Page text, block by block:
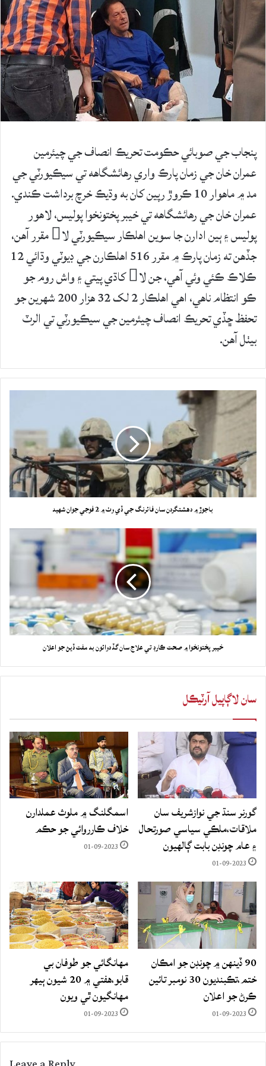
پنجاب جي صوبائي حڪومت تحريڪ انصاف جي چيئرمين
عمران خان جي زمان پارڪ واري رهائشگاهه تي سيڪيورٽي جي
مد ۾ ماهوار 10 ڪروڙ رپين کان به وڌيڪ خرچ برداشت ڪندي.
عمران خان جي رهائشگاهه تي خيبر پختونخوا پوليس، لاهور
پوليس ۽ ٻين ادارن جا سوين اهلڪار سيڪيورٽي لا مقرر آهن،
جڏهن ته زمان پارڪ ۾ مقرر 516 اهلڪارن جي ڊيوٽي وڌائي 12
ڪلاڪ ڪئي وئي آهي، جن لا کاڌي پيتي ۽ واش روم جو
ڪو انتظام ناهي، اهي اهلڪار 2 لک 32 هزار 200 شهرين جو
تحفظ ڇڏي تحريڪ انصاف چيئرمين جي سيڪيورٽي تي الرٽ
بيٺل آهن.
باجوڙ ۾ دهشتگردن سان فائرنگ جي ڏي وٺ ۾ 2 فوجي جوان شهيد
خيبر پختونخوا ۾ صحت ڪارڊ تي علاج سان گڏ دوائون به مفت ڏيڻ جو اعلان
سان لاڳاپيل آرٽيڪل
گورنر سنڌ جي نوازشريف سان
ملاقات،ملڪي سياسي صورتحال
۽ عام چونڊن بابت ڳالهيون
01-09-2023
اسمگلنگ ۾ ملوث عملدارن
خلاف ڪارروائي جو حڪم
01-09-2023
90 ڏينهن ۾ چونڊن جو امڪان
ختم،تڪبنديون 30 نومبر تائين
ڪرڻ جو اعلان
01-09-2023
مهانگائي جو طوفان بي
قابو،هفتي ۾ 20 شيون ٻيهر
مهانگيون ٿي ويون
01-09-2023